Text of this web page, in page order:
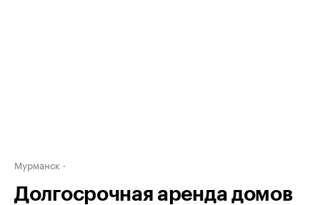
Мурманск
Долгосрочная аренда домов